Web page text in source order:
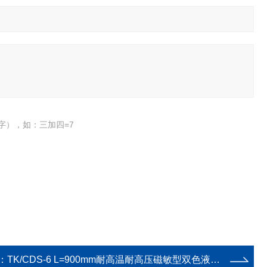
），如：三加四=7
TK/CDS-6 L=900mm耐高温耐高压磁敏型双色液位计